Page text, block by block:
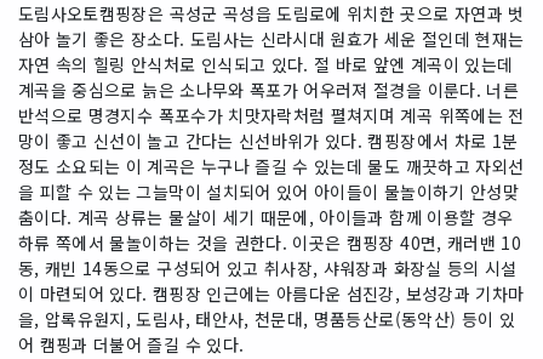
도림사오토캠핑장은 곡성군 곡성읍 도림로에 위치한 곳으로 자연과 벗
삼아 놀기 좋은 장소다. 도림사는 신라시대 원효가 세운 절인데 현재는
자연 속의 힐링 안식처로 인식되고 있다. 절 바로 앞엔 계곡이 있는데
계곡을 중심으로 늙은 소나무와 폭포가 어우러져 절경을 이룬다. 너른
반석으로 명경지수 폭포수가 치맛자락처럼 펼쳐지며 계곡 위쪽에는 전
망이 좋고 신선이 놀고 간다는 신선바위가 있다. 캠핑장에서 차로 1분
정도 소요되는 이 계곡은 누구나 즐길 수 있는데 물도 깨끗하고 자외선
을 피할 수 있는 그늘막이 설치되어 있어 아이들이 물놀이하기 안성맞
춤이다. 계곡 상류는 물살이 세기 때문에, 아이들과 함께 이용할 경우
하류 쪽에서 물놀이하는 것을 권한다. 이곳은 캠핑장 40면, 캐러밴 10
동, 캐빈 14동으로 구성되어 있고 취사장, 샤워장과 화장실 등의 시설
이 마련되어 있다. 캠핑장 인근에는 아름다운 섬진강, 보성강과 기차마
을, 압록유원지, 도림사, 태안사, 천문대, 명품등산로(동악산) 등이 있
어 캠핑과 더불어 즐길 수 있다.